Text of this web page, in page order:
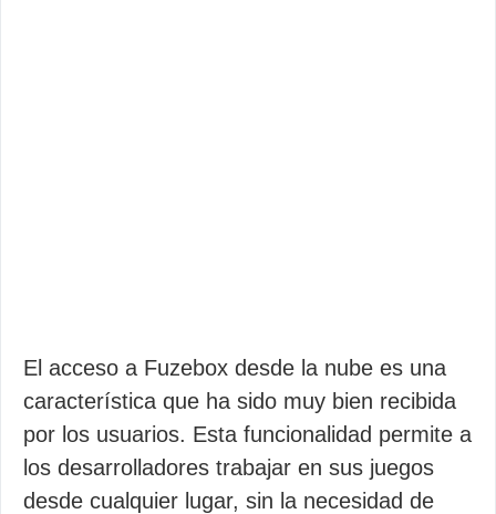
El acceso a Fuzebox desde la nube es una
característica que ha sido muy bien recibida
por los usuarios. Esta funcionalidad permite a
los desarrolladores trabajar en sus juegos
desde cualquier lugar, sin la necesidad de